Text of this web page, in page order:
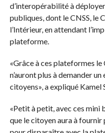
d’interopérabilité à
publiques, dont le CNSS, le
l’Intérieur, en attendant
plateforme.
«Grâce à ces plateformes le
n’auront plus à demander
citoyens», a expliqué Kamel
«Petit à petit, avec ces mini
que le citoyen aura à